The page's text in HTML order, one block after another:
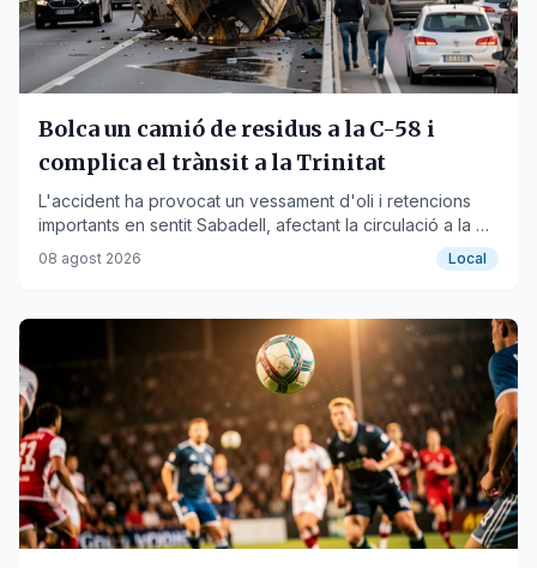
Bolca un camió de residus a la C-58 i
complica el trànsit a la Trinitat
L'accident ha provocat un vessament d'oli i retencions
importants en sentit Sabadell, afectant la circulació a la B-
20 i la B-10.
08 agost 2026 Local